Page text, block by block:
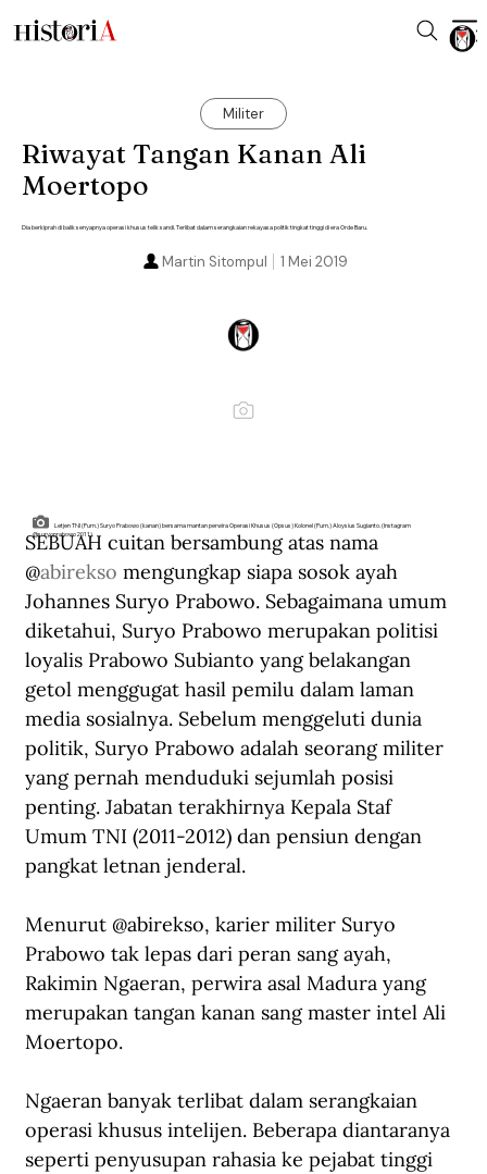
Militer
Riwayat Tangan Kanan Ali
Moertopo
Dia berkiprah di balik senyapnya operasi khusus telik sandi. Terlibat dalam serangkaian rekayasa politik tingkat tinggi di era Orde Baru.
1 Mei 2019
Martin Sitompul
Letjen TNI (Purn.) Suryo Prabowo (kanan) bersama mantan perwira Operasi Khusus (Opsus) Kolonel (Purn.) Aloysius Sugianto. (Instagram
@suryoprabowo2011).
SEBUAH cuitan bersambung atas nama
@abirekso mengungkap siapa sosok ayah
Johannes Suryo Prabowo. Sebagaimana umum
diketahui, Suryo Prabowo merupakan politisi
loyalis Prabowo Subianto yang belakangan
getol menggugat hasil pemilu dalam laman
media sosialnya. Sebelum menggeluti dunia
politik, Suryo Prabowo adalah seorang militer
yang pernah menduduki sejumlah posisi
penting. Jabatan terakhirnya Kepala Staf
Umum TNI (2011-2012) dan pensiun dengan
pangkat letnan jenderal.
Menurut @abirekso, karier militer Suryo
Prabowo tak lepas dari peran sang ayah,
Rakimin Ngaeran, perwira asal Madura yang
merupakan tangan kanan sang master intel Ali
Moertopo.
Ngaeran banyak terlibat dalam serangkaian
operasi khusus intelijen. Beberapa diantaranya
seperti penyusupan rahasia ke pejabat tinggi